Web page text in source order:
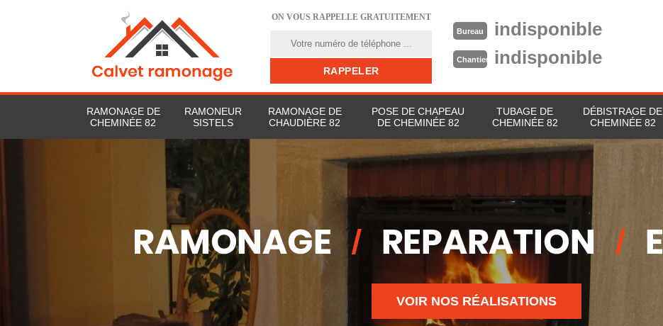
ON VOUS RAPPELLE GRATUITEMENT
Bureau indisponible
Chantier indisponible
RAMONAGE DE
CHEMINÉE 82
RAMONEUR
SISTELS
RAMONAGE DE
CHAUDIÈRE 82
POSE DE CHAPEAU
DE CHEMINÉE 82
TUBAGE DE
CHEMINÉE 82
DÉBISTRAGE DE
CHEMINÉE 82
VOIR NOS RÉALISATIONS